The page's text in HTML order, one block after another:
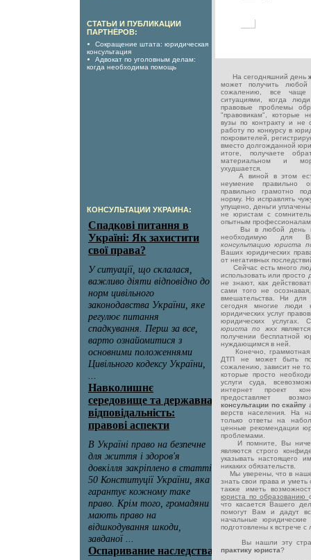
СТАТЬИ И ПУБЛИКАЦИИ
ПАРТНЁРОВ:
Сокращение штата: юридическая
консультация
Адвокат по уголовным делам:
когда необходима помощь
КОНСУЛЬТАЦИИ УКРАИНА:
На сегодняшний день
может получить
сожалению, все
ситуациями, когда
правовые проблемы
"правовикам", которые
вузы по контракту и не
работу по конкурсу в
покровителей,
вместо долгожданной
итоге, получаете
материальном и
ухудшается.
А виной в этом есть
неумение правильно
правильно грамотно
норму. Но исправлять
упущено, деньги
не юристам с
опытным
Вы в любой день
необходимую для
консультацию юриста
Ваших юридических
от негативных
Сейчас есть много
использовать или просто
не знают, как
сами того не
вмешательства. Ни для
сегодня многие
юридических услуг
юридических услугах.
юриста по жкх
получении бесплатной
нуждающимся в ней.
Конечно, граммотная и
ДТП не может быть
сожалению, зависит не
которые просто
услуги суда,
интернет проект
предоставляет
консультации по скайпу
верств населения. На
только ответы на
ценные рекомендации
проблемами.
И помните, Вы
являются строго
указывать настоящего
никаких обязательств.
Мы уверены, что в
знать свои права и уметь
также иметь
юриста по образованию
что касается Вашего
помогут Вам и дадут
начальные
подготовлены к встрече
Вы нашли эту
практику юриста?